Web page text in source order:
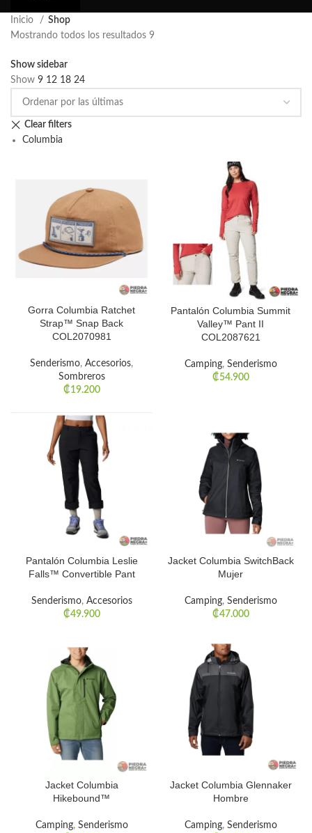
Inicio
Shop
Mostrando todos los resultados 9
Show sidebar
Show 9 12 18 24
Clear filters
Columbia
Gorra Columbia Ratchet
Strap™ Snap Back
COL2070981
Senderismo, Accesorios,
Sombreros
₡19.200
Pantalón Columbia Summit
Valley™ Pant II
COL2087621
Camping, Senderismo
₡54.900
Pantalón Columbia Leslie
Falls™ Convertible Pant
Senderismo, Accesorios
₡49.900
Jacket Columbia SwitchBack
Mujer
Camping, Senderismo
₡47.000
Jacket Columbia
Hikebound™
Camping, Senderismo
Jacket Columbia Glennaker
Hombre
Camping, Senderismo